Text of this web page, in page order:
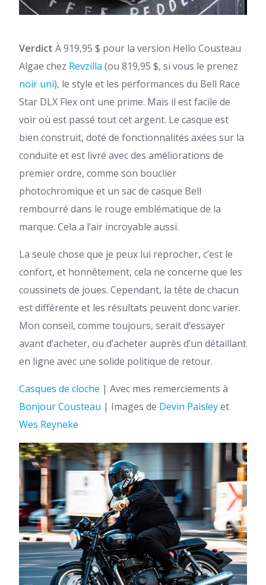
Verdict À 919,95 $ pour la version Hello Cousteau
Algae chez Revzilla (ou 819,95 $, si vous le prenez
noir uni), le style et les performances du Bell Race
Star DLX Flex ont une prime. Mais il est facile de
voir où est passé tout cet argent. Le casque est
bien construit, doté de fonctionnalités axées sur la
conduite et est livré avec des améliorations de
premier ordre, comme son bouclier
photochromique et un sac de casque Bell
rembourré dans le rouge emblématique de la
marque. Cela a l’air incroyable aussi.
La seule chose que je peux lui reprocher, c’est le
confort, et honnêtement, cela ne concerne que les
coussinets de joues. Cependant, la tête de chacun
est différente et les résultats peuvent donc varier.
Mon conseil, comme toujours, serait d’essayer
avant d’acheter, ou d’acheter auprès d’un détaillant
en ligne avec une solide politique de retour.
Casques de cloche | Avec mes remerciements à
Bonjour Cousteau | Images de Devin Paisleyet
Wes Reyneke